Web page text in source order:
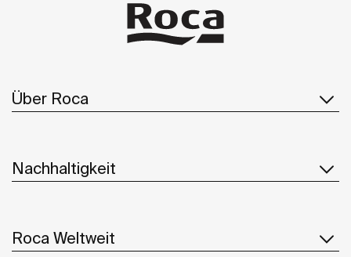
Über Roca
Nachhaltigkeit
Roca Weltweit